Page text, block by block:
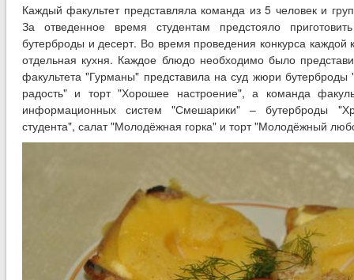
Каждый факультет представляла команда из 5 человек и
За отведенное время студентам предстояло
бутерброды и десерт. Во время проведения конкурса
отдельная кухня. Каждое блюдо необходимо было
факультета "Гурманы" представила на суд жюри
радость" и торт "Хорошее настроение", а команда
информационных систем "Смешарики" – бутерброды
студента", салат "Молодёжная горка" и торт "Молодёжный